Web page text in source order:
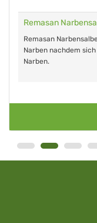
Remasan
Remasan
Narben nachdem
Narben.